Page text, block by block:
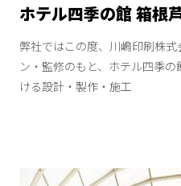
ホテル四季の館 箱
弊社ではこの度、川嶋印刷株
ン・監修のもと、ホテル四季
ける設計・製作・施工